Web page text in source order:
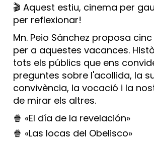
🎬 Aquest estiu, cinema per
per reflexionar!
Mn. Peio Sánchez proposa cinc
per a aquestes vacances.
tots els públics que ens
preguntes sobre l'acollida, la
convivència, la vocació i la
de mirar els altres.
🍿 «El día de la revelación»
🍿 «Las locas del Obelisco»